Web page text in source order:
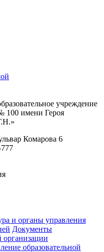
учреждение
100 имени Героя
Комарова 6
и органы управления
Документы
организации
образовательной